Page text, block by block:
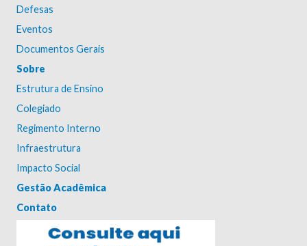
Defesas
Eventos
Documentos Gerais
Sobre
Estrutura de Ensino
Colegiado
Regimento Interno
Infraestrutura
Impacto Social
Gestão Acadêmica
Contato